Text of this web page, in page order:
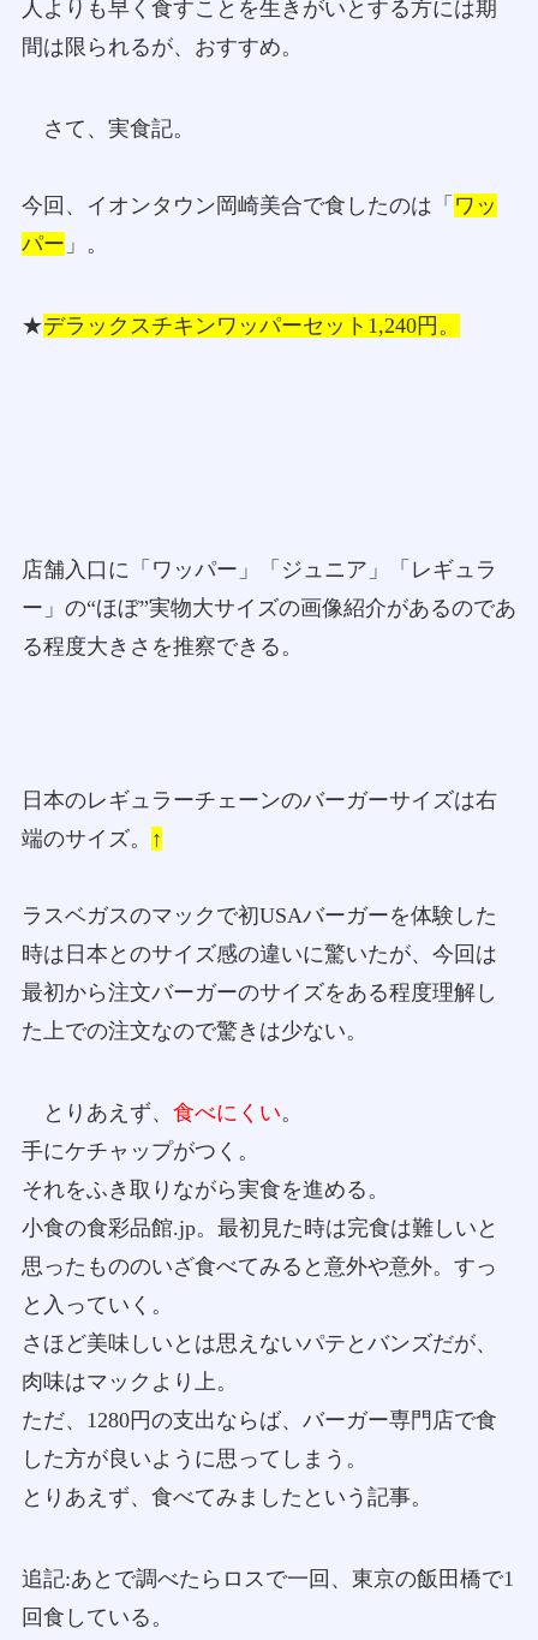
人よりも早く食すことを生きがいとする方には期
間は限られるが、おすすめ。
さて、実食記。
今回、イオンタウン岡崎美合で食したのは「 ワッ
パー 」。
★デラックスチキンワッパーセット1,240円。
店舗入口に「ワッパー」「ジュニア」「レギュラ
ー」の“ほぼ”実物大サイズの画像紹介があるのであ
る程度大きさを推察できる。
日本のレギュラーチェーンのバーガーサイズは右
端のサイズ。
↑
ラスベガスのマックで初USAバーガーを体験した
時は日本とのサイズ感の違いに驚いたが、今回は
最初から注文バーガーのサイズをある程度理解し
た上での注文なので驚きは少ない。
とりあえず、 食べにくい。
手にケチャップがつく。
それをふき取りながら実食を進める。
小食の食彩品館.jp。最初見た時は完食は難しいと
思ったもののいざ食べてみると意外や意外。すっ
と入っていく。
さほど美味しいとは思えないパテとバンズだが、
肉味はマックより上。
ただ、1280円の支出ならば、バーガー専門店で食
した方が良いように思ってしまう。
とりあえず、食べてみましたという記事。
追記:あとで調べたらロスで一回、東京の飯田橋で1
回食している。